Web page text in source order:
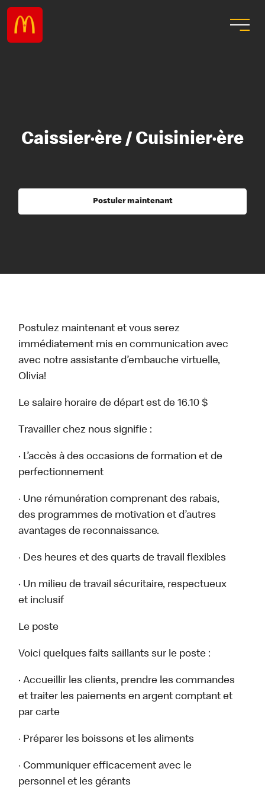
Caissier·ère / Cuisinier·ère
Postuler maintenant
Postulez maintenant et vous serez
immédiatement mis en communication avec
avec notre assistante d’embauche virtuelle,
Olivia!
Le salaire horaire de départ est de 16.10 $
Travailler chez nous signifie :
· L’accès à des occasions de formation et de
perfectionnement
· Une rémunération comprenant des rabais,
des programmes de motivation et d’autres
avantages de reconnaissance.
· Des heures et des quarts de travail flexibles
· Un milieu de travail sécuritaire, respectueux
et inclusif
Le poste
Voici quelques faits saillants sur le poste :
· Accueillir les clients, prendre les commandes
et traiter les paiements en argent comptant et
par carte
· Préparer les boissons et les aliments
· Communiquer efficacement avec le
personnel et les gérants